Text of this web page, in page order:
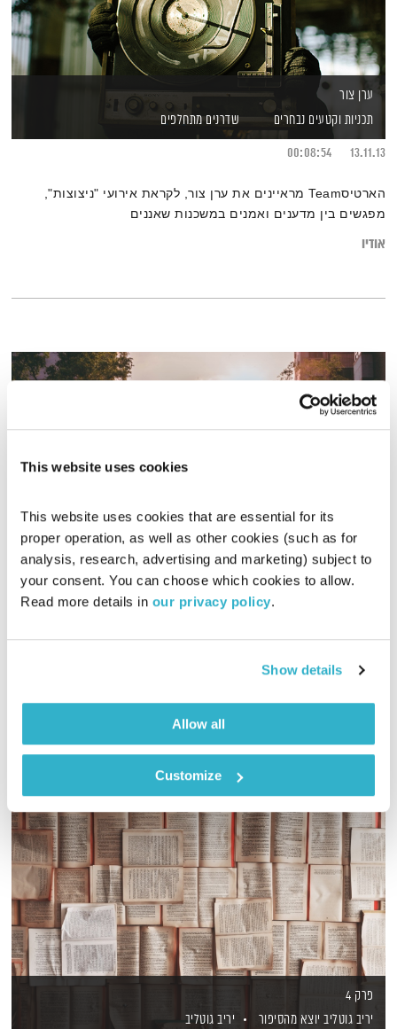
This website uses cookies
This website uses cookies that are essential for its
proper operation, as well as other cookies (such as for
analysis, research, advertising and marketing) subject to
your consent. You can choose which cookies to allow.
Read more details in our privacy policy.
Show details
Allow all
Customize
ערן צור
תכניות וקטעים נבחרים
שדרנים מתחלפים
13.11.13
00:08:54
הארטיסTeam מראיינים את ערן צור, לקראת אירועי "ניצוצות",
מפגשים בין מדענים ואמנים במשכנות שאננים
אודיו
שי סובול
השעה המיוחדת
אסי זיגדון
פרק 4
יריב גוטליב יוצא מהסיפור
יריב גוטליב